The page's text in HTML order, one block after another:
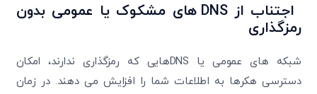
اجتناب از DNS های مشکوک یا عمومی بدون
رمزگذاری
شبکه های عمومی یا DNSهایی که رمزگذاری ندارند، امکان
دسترسی هکرها به اطلاعات شما را افزایش می دهند. در زمان